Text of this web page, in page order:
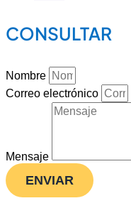
CONSULTAR
Nombre
Correo electrónico
Mensaje
ENVIAR